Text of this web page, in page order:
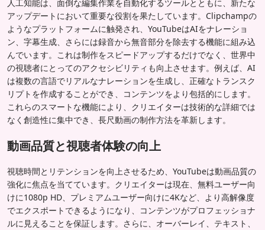
人工知能は、面倒な編集作業を自動化するツールとともに、新たな
アップデートにおいて重要な役割を果たしています。Clipchampの
ようなプラットフォームに触発され、YouTubeはAIをナレーショ
ン、字幕生成、さらには録音から無音部分を除去する機能に組み込
んでいます。これは制作をスピードアップするだけでなく、世界中
の視聴者にとってのアクセシビリティも向上させます。例えば、AI
は複数の言語でリアルなナレーションを生成し、正確なトランスク
リプトを作成することができ、コンテンツをより包括的にします。
これらのスマートな機能により、クリエイターは技術的な詳細では
なく創造性に集中でき、長尺動画の制作方法を革新します。
動画品質と視聴者体験の向上
視聴時間とリテンションを向上させるため、YouTubeは動画品質の
強化に焦点を当てています。クリエイターは現在、無料ユーザー向
けに1080p HD、プレミアムユーザー向けに4Kなど、より高解像度
でエクスポートできるようになり、コンテンツがプロフェッショナ
ルに見えることを保証します。さらに、オーバーレイ、テキスト、